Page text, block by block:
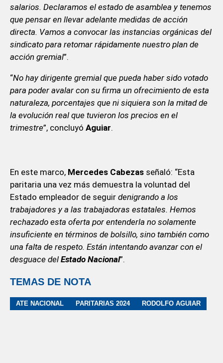
salarios. Declaramos el estado de asamblea y tenemos
que pensar en llevar adelante medidas de acción
directa. Vamos a convocar las instancias orgánicas del
sindicato para retomar rápidamente nuestro plan de
acción gremial”.
“No hay dirigente gremial que pueda haber sido votado
para poder avalar con su firma un ofrecimiento de esta
naturaleza, porcentajes que ni siquiera son la mitad de
la evolución real que tuvieron los precios en el
trimestre”, concluyó Aguiar.
En este marco, Mercedes Cabezasseñaló: “Esta
paritaria una vez más demuestra la voluntad del
Estado empleador de seguir denigrando a los
trabajadores y a las trabajadoras estatales. Hemos
rechazado esta oferta por entenderla no solamente
insuficiente en términos de bolsillo, sino también como
una falta de respeto. Están intentando avanzar con el
desguace del Estado Nacional”.
TEMAS DE NOTA
ATE NACIONAL PARITARIAS 2024 RODOLFO AGUIAR